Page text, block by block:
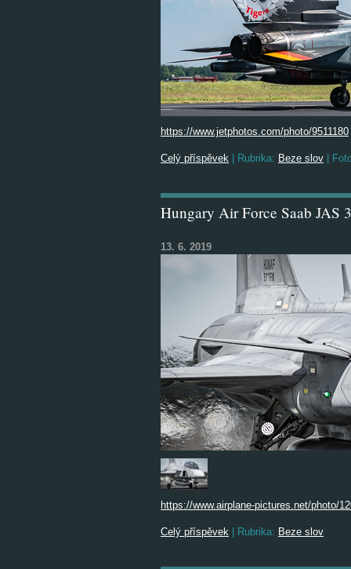
https://www.jetphotos.com/photo/9511180
Celý příspěvek Rubrika: Beze slov
Hungary Air Force Saab JAS
13. 6. 2019
https://www.airplane-pictures.net/photo/
Celý příspěvek Rubrika: Beze slov